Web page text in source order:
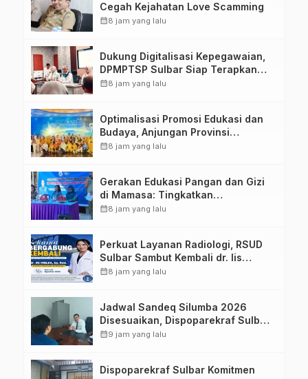
Cegah Kejahatan Love Scamming
calendar_month8 jam yang lalu
Dukung Digitalisasi Kepegawaian,
DPMPTSP Sulbar Siap Terapkan
Aplikasi FLEKSI ASN
calendar_month8 jam yang lalu
Optimalisasi Promosi Edukasi dan
Budaya, Anjungan Provinsi
Sulawesi Barat Perkuat Kolaborasi
calendar_month8 jam yang lalu
Gerakan Edukasi Pangan dan Gizi
di Mamasa: Tingkatkan
Pengetahuan dan Keterampilan
calendar_month8 jam yang lalu
Perkuat Layanan Radiologi, RSUD
Sulbar Sambut Kembali dr. Iis
Imelda, Sp.Rad
calendar_month8 jam yang lalu
Jadwal Sandeq Silumba 2026
Disesuaikan, Dispoparekraf Sulbar
Pastikan Persiapan Tetap
calendar_month9 jam yang lalu
Dispoparekraf Sulbar Komitmen